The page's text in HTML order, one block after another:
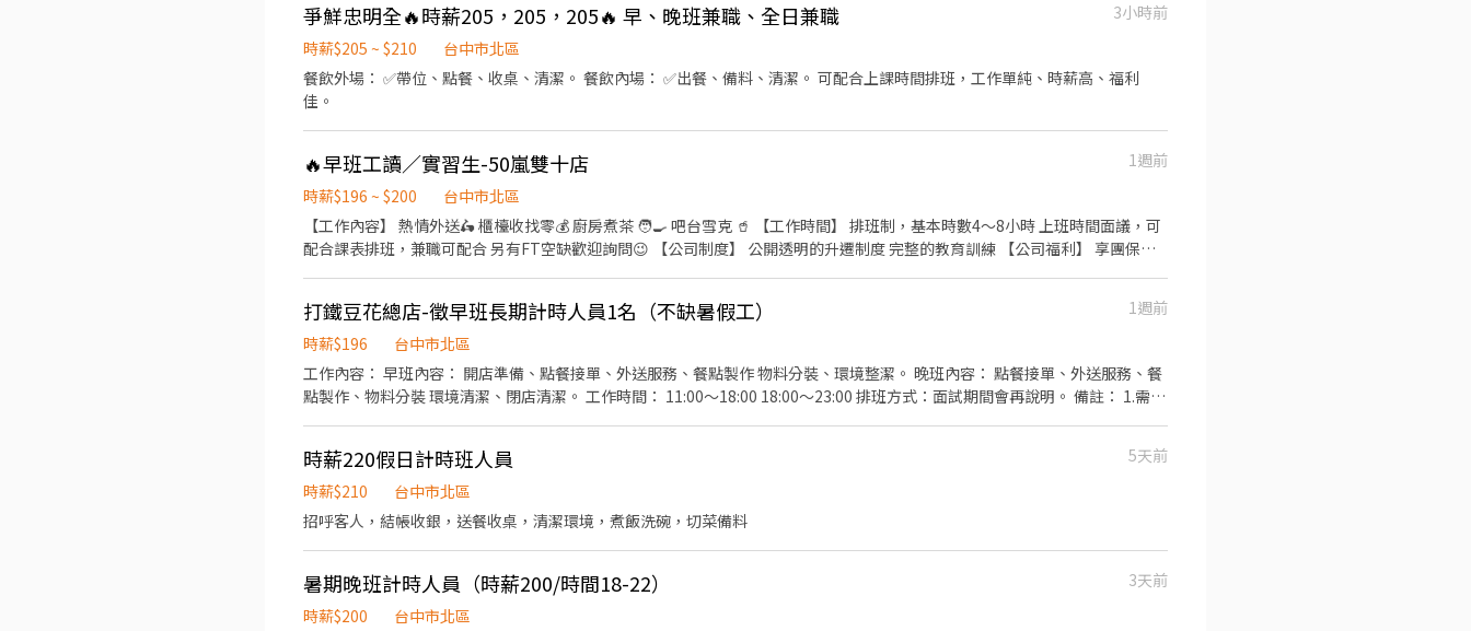
魅力 ▪「以人為本」注重團隊合作及交流，採納同仁的意見，提升參與感 ▪除學習到日本商業禮儀、衛生知識及專業的烹飪技
巧，還可接觸店鋪的經營管理，例如：成本控管及數據分析等專業知識 ▪升遷快速且制度完善，依努力及成果將有升遷加薪的機
會 ▪享有完善的福利制度，加班費為5分鐘為單位計算，重視員工的辛勤付出 ▪計畫拓展全台灣，讓更多人有機會品嚐美味平價
壽司，致力成為頂尖品牌 ⭕基本保障 ①加班費(以5分鐘為單位計算) ②勞保、健保、意外險 ③每月提撥勞工退休新制6% ④特休
／年假按照勞基法規定 ⑤颱風天出勤津貼補助 *國定假日雙倍
爭鮮忠明全🔥時薪205，205，205🔥 早、晚班兼職、全日兼職
3小時前
時薪$205 ~ $210
台中市北區
餐飲外場： ✅帶位、點餐、收桌、清潔。 餐飲內場： ✅出餐、備料、清潔。 可配合上課時間排班，工作單純、時薪高、福利
佳。
🔥早班工讀／實習生-50嵐雙十店
1週前
時薪$196 ~ $200
台中市北區
【工作內容】 熱情外送🛵 櫃檯收找零💰 廚房煮茶 🧑‍🍳 吧台雪克 🥤 【工作時間】 排班制，基本時數4～8小時 上班時間面議，可
配合課表排班，兼職可配合 另有FT空缺歡迎詢問😉 【公司制度】 公開透明的升遷制度 完整的教育訓練 【公司福利】 享團保、
打鐵豆花總店-徵早班長期計時人員1名（不缺暑假工）
1週前
時薪$196
台中市北區
工作內容： 早班內容： 開店準備、點餐接單、外送服務、餐點製作 物料分裝、環境整潔。 晚班內容： 點餐接單、外送服務、餐
點製作、物料分裝 環境清潔、閉店清潔。 工作時間： 11:00～18:00 18:00～23:00 排班方式：面試期間會再說明。 備註： 1.需具
時薪220假日計時班人員
5天前
時薪$210
台中市北區
招呼客人，結帳收銀，送餐收桌，清潔環境，煮飯洗碗，切菜備料
暑期晚班計時人員（時薪200/時間18-22）
3天前
時薪$200
台中市北區